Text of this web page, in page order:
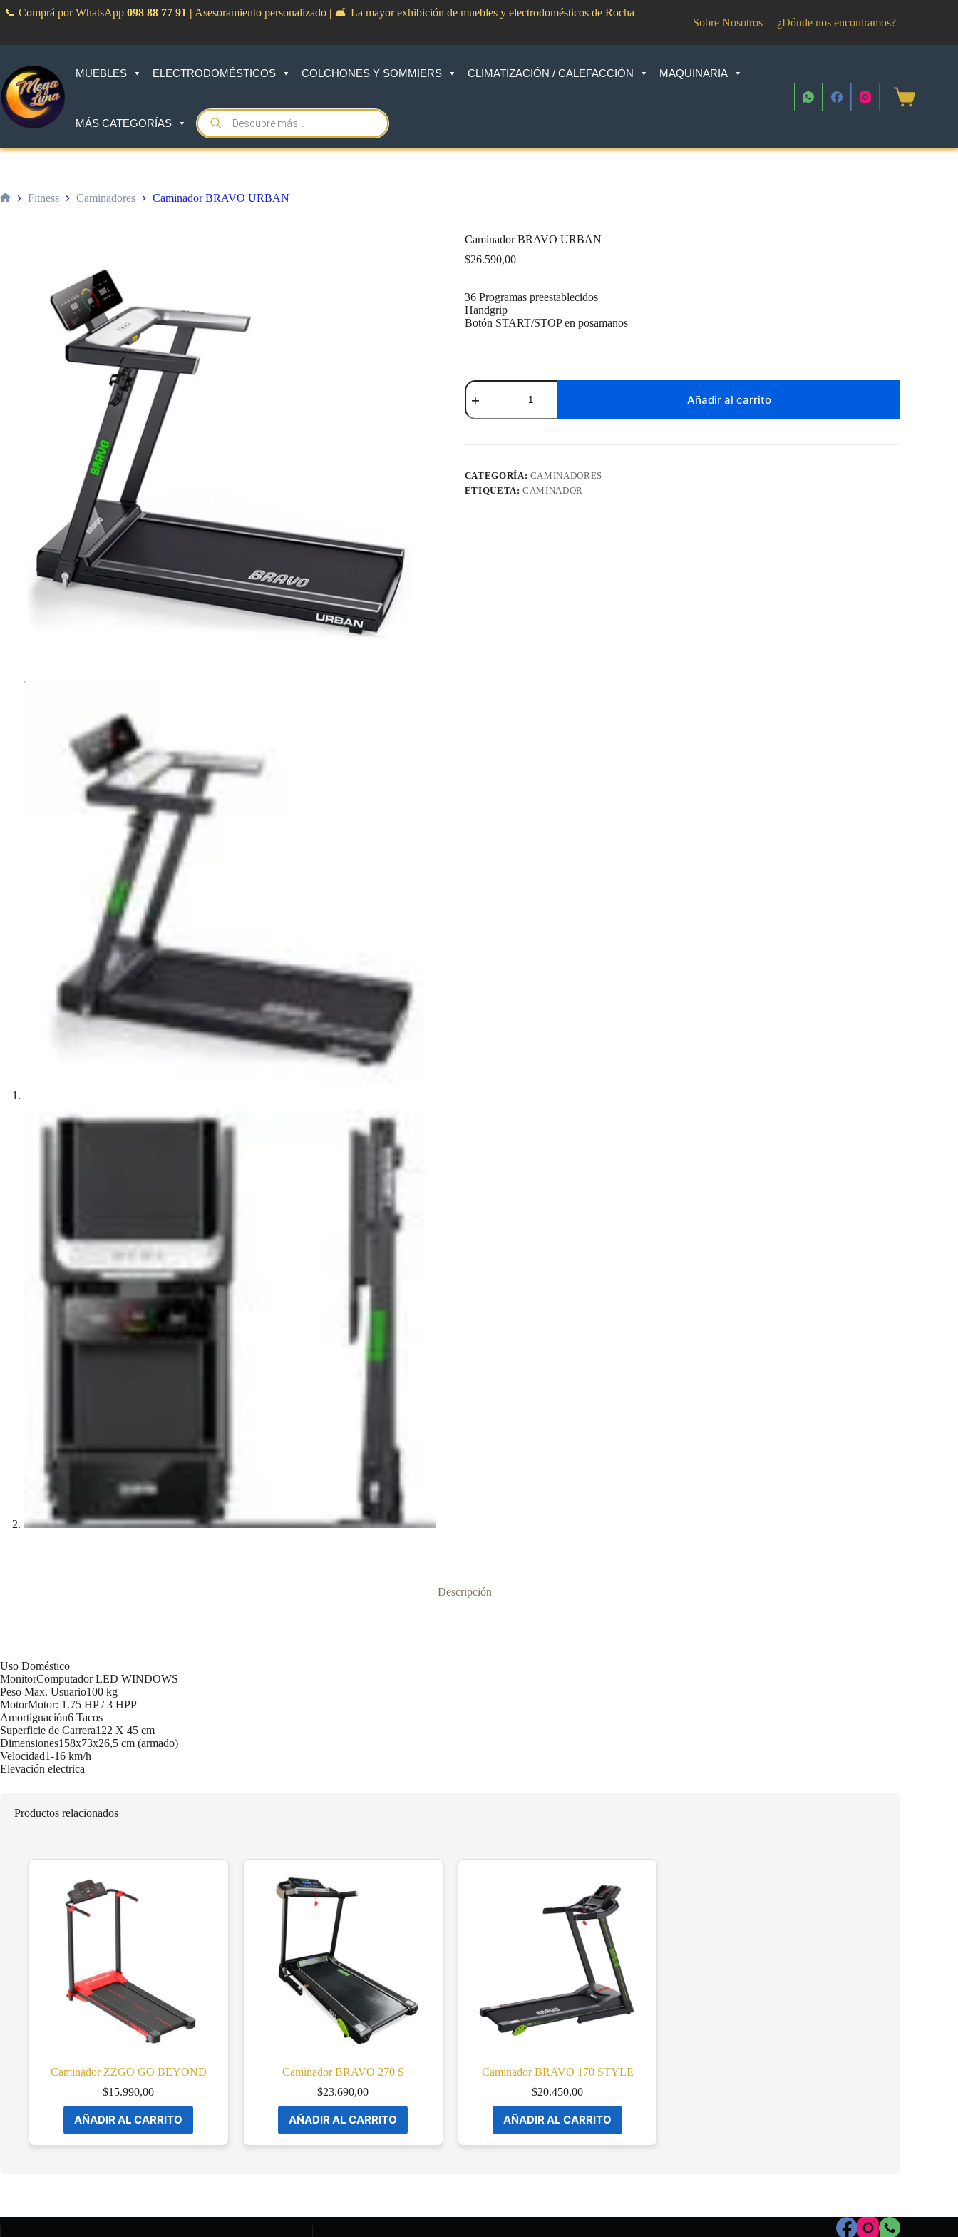
📞 Comprá por WhatsApp 098 88 77 91 | Asesoramiento personalizado | 🛋️ La mayor exhibición de muebles y electrodomésticos de Rocha
Sobre Nosotros ¿Dónde nos encontramos?
MUEBLES ELECTRODOMÉSTICOS COLCHONES Y SOMMIERS CLIMATIZACIÓN / CALEFACCIÓN MAQUINARIA
MÁS CATEGORÍAS
Products
search
Shopping
Fitness Caminadores Caminador BRAVO URBAN
Caminador BRAVO URBAN
$26.590,00
36 Programas preestablecidos
Handgrip
Botón START/STOP en posamanos
Caminador
BRAVO
URBAN
cantidad
Añadir al carrito
CATEGORÍA: CAMINADORES
ETIQUETA:CAMINADOR
Descripción
Uso Doméstico
MonitorComputador LED WINDOWS
Peso Max. Usuario100 kg
MotorMotor: 1.75 HP / 3 HPP
Amortiguación6 Tacos
Superficie de Carrera122 X 45 cm
Dimensiones158x73x26,5 cm (armado)
Velocidad1-16 km/h
Elevación electrica
Productos relacionados
Caminador ZZGO GO BEYOND
$15.990,00
AÑADIR AL CARRITO
Caminador BRAVO 270 S
$23.690,00
AÑADIR AL CARRITO
Caminador BRAVO 170 STYLE
$20.450,00
AÑADIR AL CARRITO